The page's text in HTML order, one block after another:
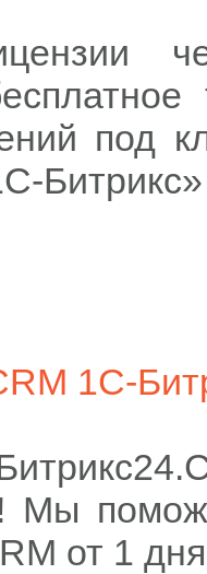
под
1С-
Мы
от 1